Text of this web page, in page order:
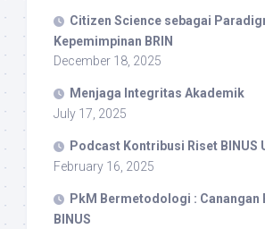
Citizen Science sebagai
Kepemimpinan BRIN
December 18, 2025
Menjaga Integritas Akademik
July 17, 2025
Podcast Kontribusi Riset BINUS
February 16, 2025
PkM Bermetodologi : Canangan
BINUS